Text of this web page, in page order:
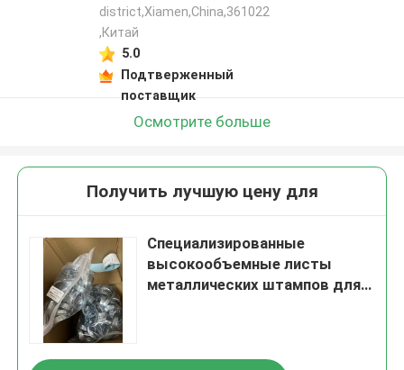
district,Xiamen,China,361022
,Китай
5.0
Подтверженный
поставщик
Осмотрите больше
Получить лучшую цену для
Специализированные
высокообъемные листы
металлических штампов для